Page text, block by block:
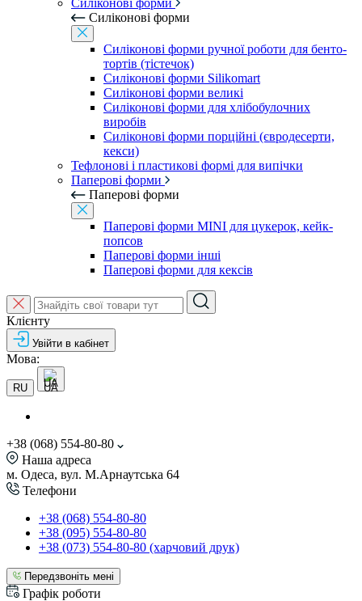
Силіконові форми
Силіконові форми
Силіконові форми ручної роботи для бенто-
тортів (тістечок)
Силіконові форми Silikomart
Силіконові форми великі
Силіконові форми для хлібобулочних
виробів
Силіконові форми порційні (євродесерти,
кекси)
Тефлонові і пластикові формі для випічки
Паперові форми
Паперові форми
Паперові форми MINI для цукерок, кейк-
попсов
Паперові форми інші
Паперові форми для кексів
Клієнту
Увійти в кабінет
Мова:
RU UA
+38 (068) 554-80-80
Наша адреса
м. Одеса, вул. М.Арнаутська 64
Телефони
+38 (068) 554-80-80
+38 (095) 554-80-80
+38 (073) 554-80-80 (харчовий друк)
Передзвоніть мені
Графік роботи